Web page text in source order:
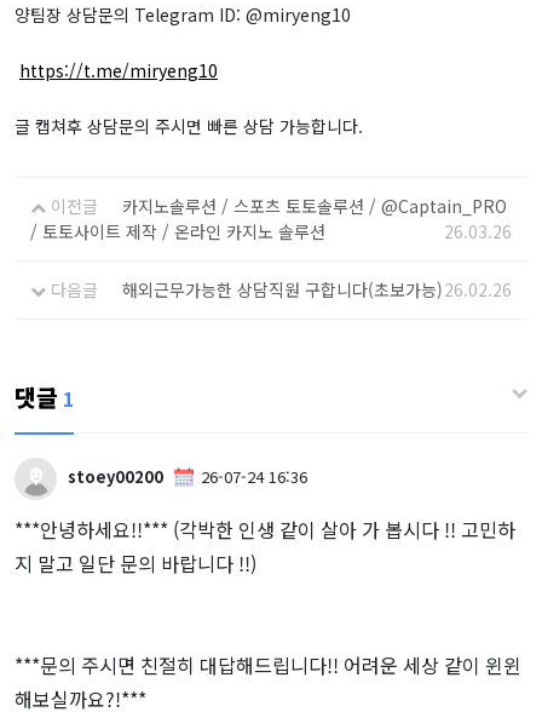
양팀장 상담문의 Telegram ID: @miryeng10
https://t.me/miryeng10
글 캡쳐후 상담문의 주시면 빠른 상담 가능합니다.
이전글
카지노솔루션 / 스포츠 토토솔루션 / @Captain_PRO
/ 토토사이트 제작 / 온라인 카지노 솔루션
26.03.26
다음글 해외근무가능한 상담직원 구합니다(초보가능)26.02.26
댓글 1
stoey00200 26-07-24 16:36
***안녕하세요!!*** (각박한 인생 같이 살아 가 봅시다 !! 고민하
지 말고 일단 문의 바랍니다 !!)
***문의 주시면 친절히 대답해드립니다!! 어려운 세상 같이 윈윈
해보실까요?!***